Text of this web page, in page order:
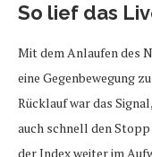
So lief das
Mit dem Anlaufen des
eine Gegenbewegung
Rücklauf war das
auch schnell den
der Index weiter im